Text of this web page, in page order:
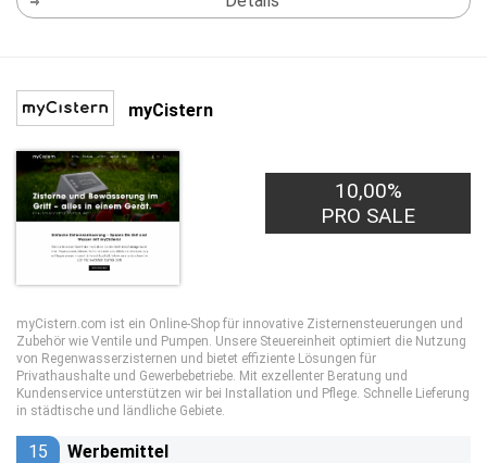
myCistern
10,00%
PRO SALE
myCistern.com ist ein Online-Shop für innovative Zisternensteuerungen und
Zubehör wie Ventile und Pumpen. Unsere Steuereinheit optimiert die Nutzung
von Regenwasserzisternen und bietet effiziente Lösungen für
Privathaushalte und Gewerbebetriebe. Mit exzellenter Beratung und
Kundenservice unterstützen wir bei Installation und Pflege. Schnelle Lieferung
in städtische und ländliche Gebiete.
15 Werbemittel